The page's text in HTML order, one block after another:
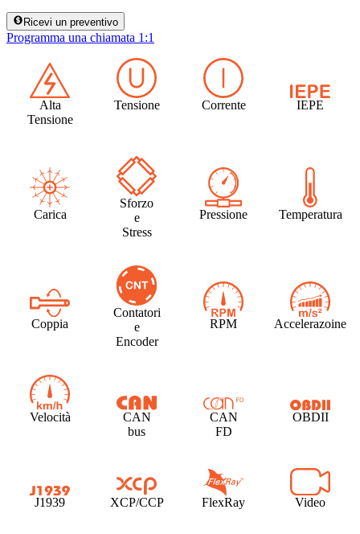
Ricevi un preventivo
Programma una chiamata 1:1
Alta
Tensione
Tensione Corrente IEPE
Carica
Sforzo
e
Stress
Pressione Temperatura
Coppia
Contatori
e
Encoder
RPM Accelerazoine
Velocità
CAN
bus
CAN
FD
OBDII
J1939 XCP/CCP FlexRay Video